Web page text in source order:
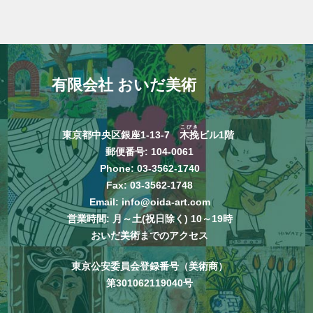
有限会社 おいだ美術
東京都中央区銀座1-13-7木挽
こびき
ビル1階
郵便番号: 104-0061
Phone: 03-3562-1740
Fax: 03-3562-1748
Email: info@oida-art.com
営業時間: 月～土(祝日除く) 10～19時
おいだ美術までのアクセス
東京公安委員会登録番号（美術商）
第301062119040号